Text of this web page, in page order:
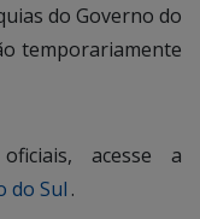
do Governo do
temporariamente
acesse a
do Sul .